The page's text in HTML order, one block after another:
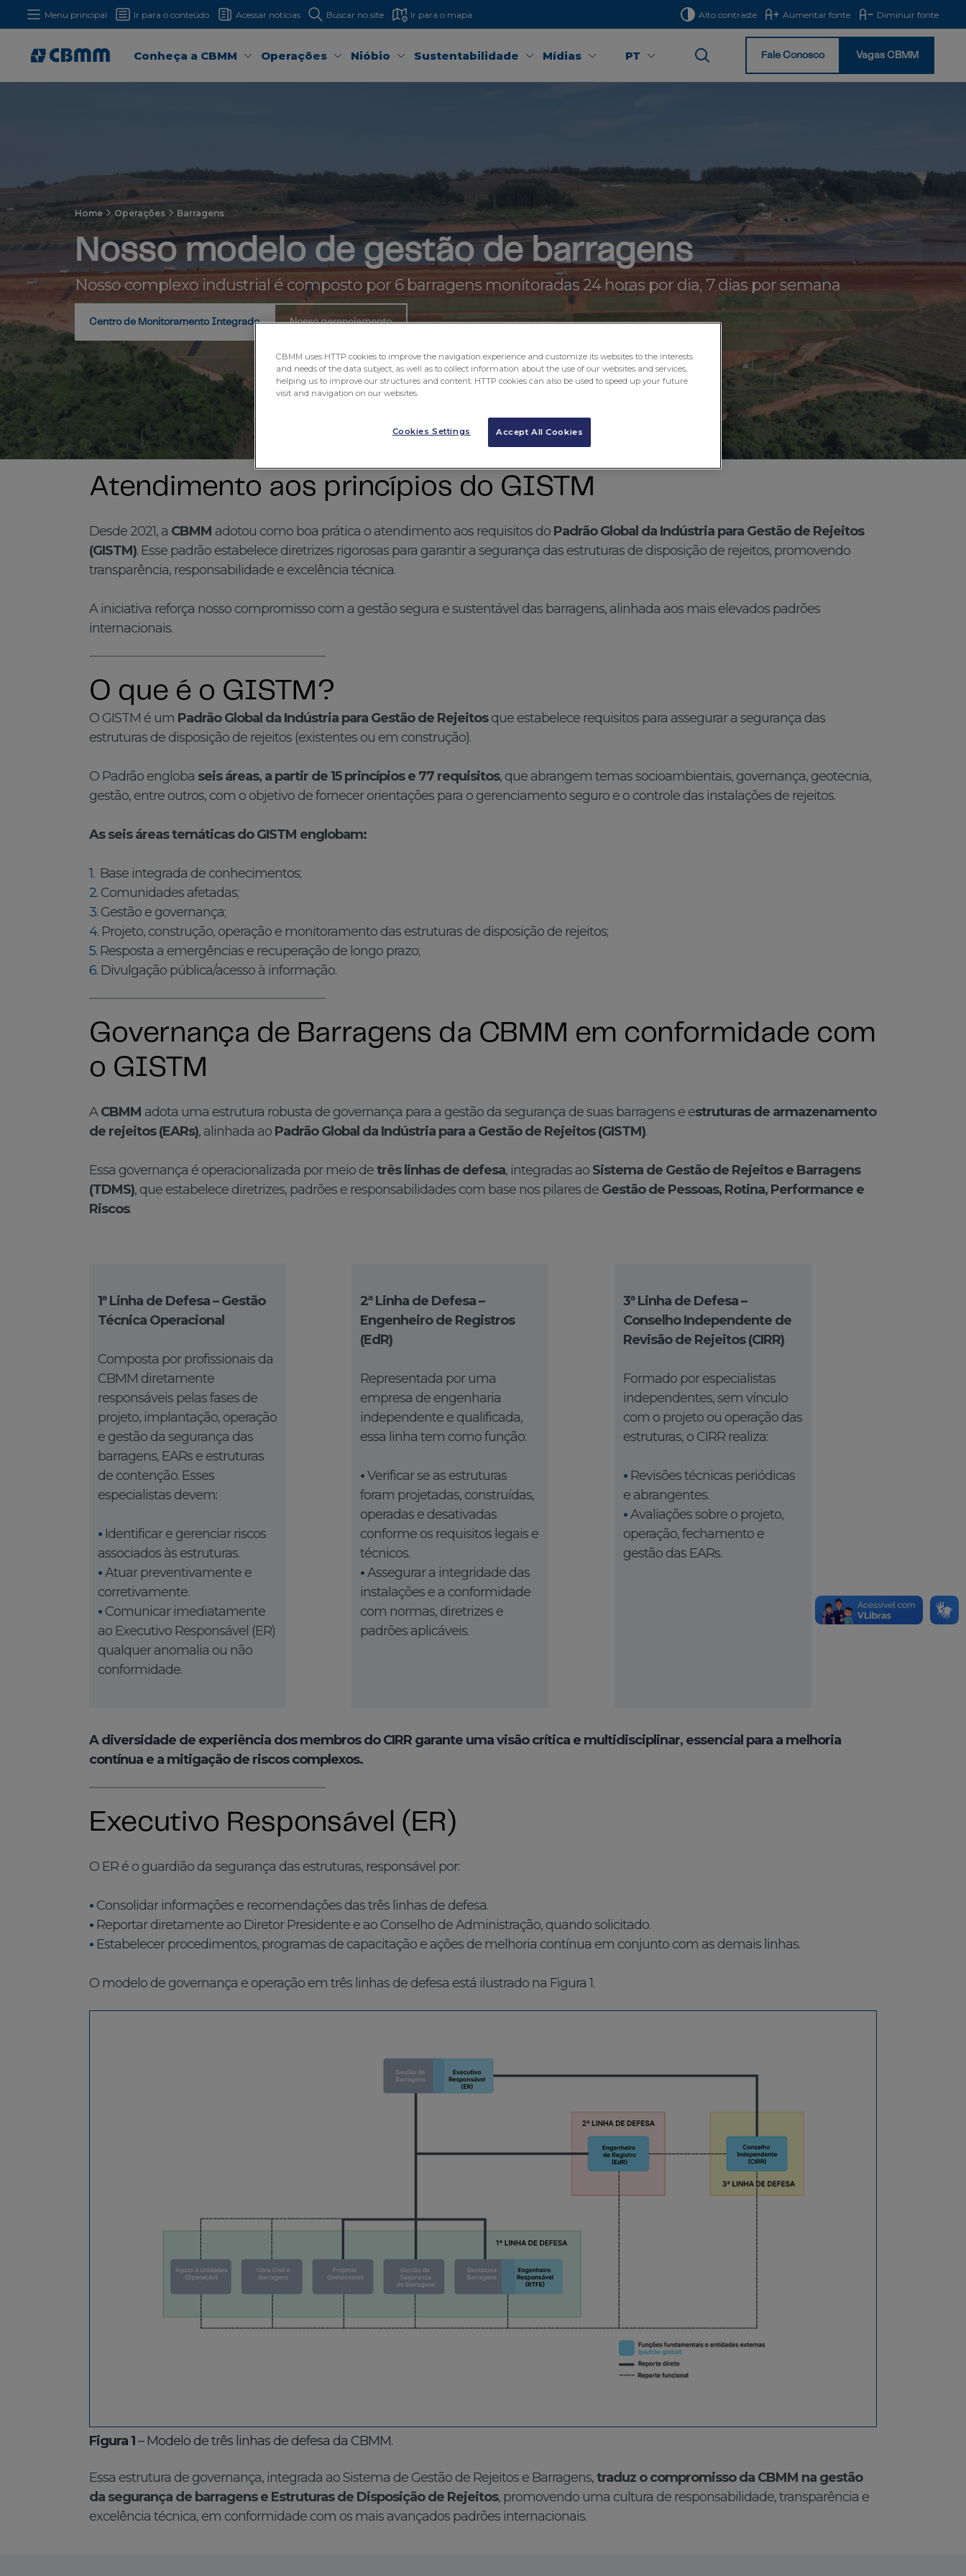
Menu principal Ir para o conteúdo Acessar notícias Buscar no site Ir para o mapa Alto contraste Aumentar fonte Diminuir fonte
Conheça a CBMM Operações Nióbio Sustentabilidade Mídias PT Início Fale Conosco Vagas CBMM
Home Operações Barragens
Nosso modelo de gestão de barragens
Nosso complexo industrial é composto por 6 barragens monitoradas 24 horas por dia, 7 dias por semana
Centro de Monitoramento Integrado Nosso gerenciamento
Atendimento aos princípios do GISTM
Desde 2021, a CBMM adotou como boa prática o atendimento aos requisitos do Padrão Global da Indústria para Gestão de Rejeitos
(GISTM). Esse padrão estabelece diretrizes rigorosas para garantir a segurança das estruturas de disposição de rejeitos, promovendo
transparência, responsabilidade e excelência técnica.
A iniciativa reforça nosso compromisso com a gestão segura e sustentável das barragens, alinhada aos mais elevados padrões
internacionais.
O que é o GISTM?
O GISTM é um Padrão Global da Indústria para Gestão de Rejeitosque estabelece requisitos para assegurar a segurança das
estruturas de disposição de rejeitos (existentes ou em construção).
O Padrão engloba seis áreas, a partir de 15 princípios e 77 requisitos, que abrangem temas socioambientais, governança, geotecnia,
gestão, entre outros, com o objetivo de fornecer orientações para o gerenciamento seguro e o controle das instalações de rejeitos.
As seis áreas temáticas do GISTM englobam:
1. Base integrada de conhecimentos;
2. Comunidades afetadas;
3. Gestão e governança;
4. Projeto, construção, operação e monitoramento das estruturas de disposição de rejeitos;
5. Resposta a emergências e recuperação de longo prazo;
6. Divulgação pública/acesso à informação.
Governança de Barragens da CBMM em conformidade com
o GISTM
ACBMM adota uma estrutura robusta de governança para a gestão da segurança de suas barragens e estruturas de armazenamento
de rejeitos (EARs), alinhada ao Padrão Global da Indústria para a Gestão de Rejeitos (GISTM).
Essa governança é operacionalizada por meio detrês linhas de defesa, integradas ao Sistema de Gestão de Rejeitos e Barragens
(TDMS), que estabelece diretrizes, padrões e responsabilidades com base nos pilares de Gestão de Pessoas, Rotina, Performance e
Riscos.
1ª Linha de Defesa – Gestão
Técnica Operacional
Composta por profissionais da
CBMM diretamente
responsáveis pelas fases de
projeto, implantação, operação
e gestão da segurança das
barragens, EARs e estruturas
de contenção. Esses
especialistas devem:
• Identificar e gerenciar riscos
associados às estruturas.
•Atuar preventivamente e
corretivamente.
• Comunicar imediatamente
ao Executivo Responsável (ER)
qualquer anomalia ou não
conformidade.
2ª Linha de Defesa –
Engenheiro de Registros
(EdR)
Representada por uma
empresa de engenharia
independente e qualificada,
essa linha tem como função:
•Verificar se as estruturas
foram projetadas, construídas,
operadas e desativadas
conforme os requisitos legais e
técnicos.
•Assegurar a integridade das
instalações e a conformidade
com normas, diretrizes e
padrões aplicáveis.
3ª Linha de Defesa –
Conselho Independente de
Revisão de Rejeitos (CIRR)
Formado por especialistas
independentes, sem vínculo
com o projeto ou operação das
estruturas, o CIRR realiza:
•Revisões técnicas periódicas
e abrangentes.
•Avaliações sobre o projeto,
operação, fechamento e
gestão das EARs.
A diversidade de experiência dos membros do CIRR garante uma visão crítica e multidisciplinar, essencial para a melhoria
contínua e a mitigação de riscos complexos.
Executivo Responsável (ER)
O ER é o guardião da segurança das estruturas, responsável por:
• Consolidar informações e recomendações das três linhas de defesa.
• Reportar diretamente ao Diretor Presidente e ao Conselho de Administração, quando solicitado.
• Estabelecer procedimentos, programas de capacitação e ações de melhoria contínua em conjunto com as demais linhas.
O modelo de governança e operação em três linhas de defesa está ilustrado na Figura 1.
Figura 1– Modelo de três linhas de defesa da CBMM.
Essa estrutura de governança, integrada ao Sistema de Gestão de Rejeitos e Barragens,traduz o compromisso da CBMM na gestão
da segurança de barragens e Estruturas de Disposição de Rejeitos, promovendo uma cultura de responsabilidade, transparência e
excelência técnica, em conformidade com os mais avançados padrões internacionais.
CBMM uses HTTP cookies to improve the navigation experience and customize its websites to the interests
and needs of the data subject, as well as to collect information about the use of our websites and services,
helping us to improve our structures and content. HTTP cookies can also be used to speed up your future
visit and navigation on our websites.
Accept All Cookies
Cookies Settings